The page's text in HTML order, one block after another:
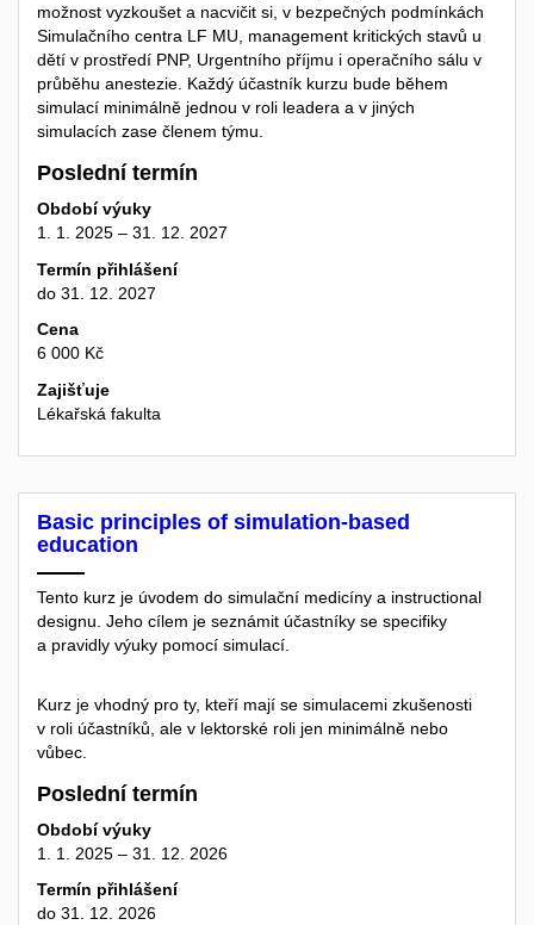
možnost vyzkoušet a nacvičit si, v bezpečných podmínkách
Simulačního centra LF MU, management kritických stavů u
dětí v prostředí PNP, Urgentního příjmu i operačního sálu v
průběhu anestezie. Každý účastník kurzu bude během
simulací minimálně jednou v roli leadera a v jiných
simulacích zase členem týmu.
Poslední termín
Období výuky
1. 1. 2025 – 31. 12. 2027
Termín přihlášení
do 31. 12. 2027
Cena
6 000 Kč
Zajišťuje
Lékařská fakulta
Basic principles of simulation-based
education
Tento kurz je úvodem do simulační medicíny a instructional
designu. Jeho cílem je seznámit účastníky se specifiky
a pravidly výuky pomocí simulací.
Kurz je vhodný pro ty, kteří mají se simulacemi zkušenosti
v roli účastníků, ale v lektorské roli jen minimálně nebo
vůbec.
Poslední termín
Období výuky
1. 1. 2025 – 31. 12. 2026
Termín přihlášení
do 31. 12. 2026